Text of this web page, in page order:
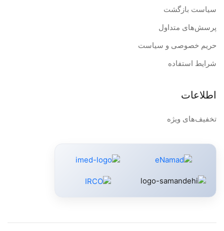
سیاست بازگشت
پرسش‌های متداول
حریم خصوصی و سیاست
شرایط استفاده
اطلاعات
تخفیف‌های ویژه